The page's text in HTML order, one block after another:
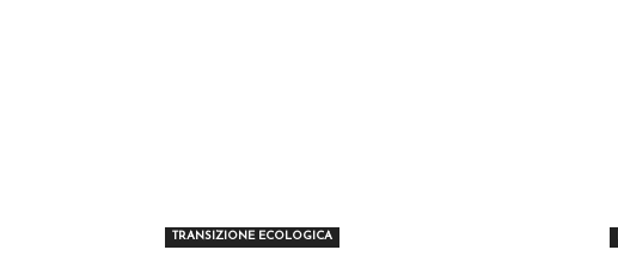
TRANSIZIONE ECOLOGICA